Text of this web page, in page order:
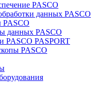
PASCO
данных PASCO
PASCO
данных PASCO
PASCO PASPORT
PASCO